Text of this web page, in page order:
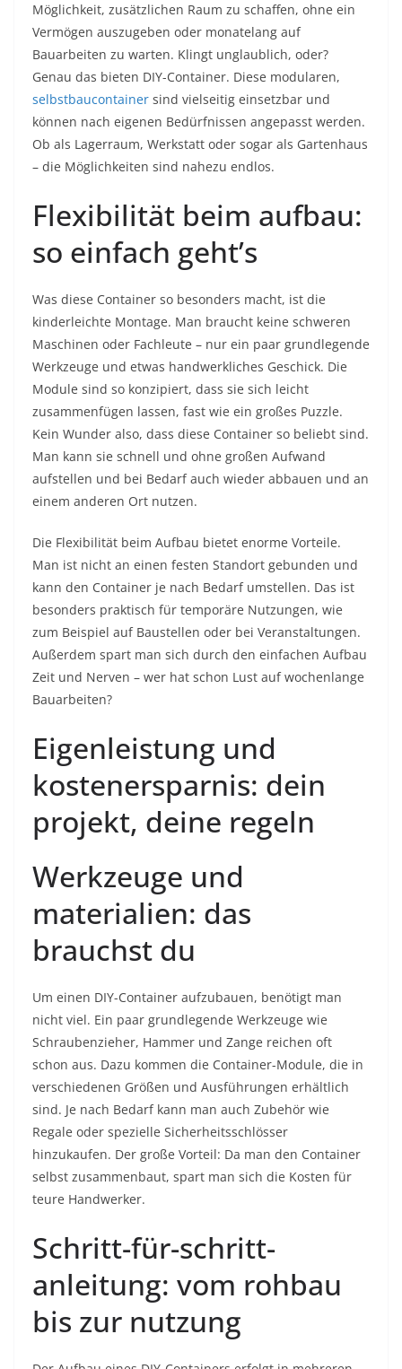
Möglichkeit, zusätzlichen Raum zu schaffen, ohne ein
Vermögen auszugeben oder monatelang auf
Bauarbeiten zu warten. Klingt unglaublich, oder?
Genau das bieten DIY-Container. Diese modularen,
selbstbaucontainer sind vielseitig einsetzbar und
können nach eigenen Bedürfnissen angepasst werden.
Ob als Lagerraum, Werkstatt oder sogar als Gartenhaus
– die Möglichkeiten sind nahezu endlos.
Flexibilität beim aufbau:
so einfach geht’s
Was diese Container so besonders macht, ist die
kinderleichte Montage. Man braucht keine schweren
Maschinen oder Fachleute – nur ein paar grundlegende
Werkzeuge und etwas handwerkliches Geschick. Die
Module sind so konzipiert, dass sie sich leicht
zusammenfügen lassen, fast wie ein großes Puzzle.
Kein Wunder also, dass diese Container so beliebt sind.
Man kann sie schnell und ohne großen Aufwand
aufstellen und bei Bedarf auch wieder abbauen und an
einem anderen Ort nutzen.
Die Flexibilität beim Aufbau bietet enorme Vorteile.
Man ist nicht an einen festen Standort gebunden und
kann den Container je nach Bedarf umstellen. Das ist
besonders praktisch für temporäre Nutzungen, wie
zum Beispiel auf Baustellen oder bei Veranstaltungen.
Außerdem spart man sich durch den einfachen Aufbau
Zeit und Nerven – wer hat schon Lust auf wochenlange
Bauarbeiten?
Eigenleistung und
kostenersparnis: dein
projekt, deine regeln
Werkzeuge und
materialien: das
brauchst du
Um einen DIY-Container aufzubauen, benötigt man
nicht viel. Ein paar grundlegende Werkzeuge wie
Schraubenzieher, Hammer und Zange reichen oft
schon aus. Dazu kommen die Container-Module, die in
verschiedenen Größen und Ausführungen erhältlich
sind. Je nach Bedarf kann man auch Zubehör wie
Regale oder spezielle Sicherheitsschlösser
hinzukaufen. Der große Vorteil: Da man den Container
selbst zusammenbaut, spart man sich die Kosten für
teure Handwerker.
Schritt-für-schritt-
anleitung: vom rohbau
bis zur nutzung